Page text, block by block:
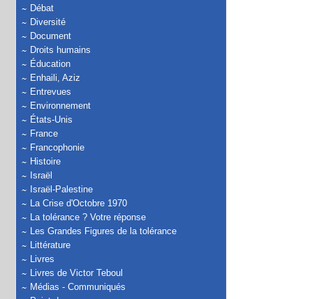
Débat
Diversité
Document
Droits humains
Éducation
Enhaili, Aziz
Entrevues
Environnement
États-Unis
France
Francophonie
Histoire
Israël
Israël-Palestine
La Crise d'Octobre 1970
La tolérance ? Votre réponse
Les Grandes Figures de la tolérance
Littérature
Livres
Livres de Victor Teboul
Médias - Communiqués